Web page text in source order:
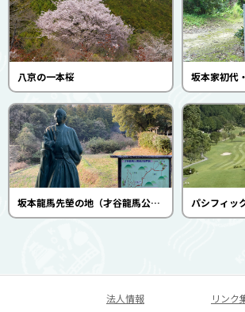
八京の一本桜 坂本家初代
坂本龍馬先塋の地（才谷龍馬公園と坂本神社） パシフィッ
法人情報
リンク